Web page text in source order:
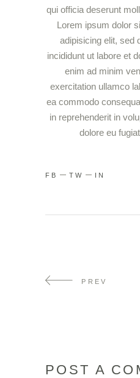
qui officia deserunt
Lorem ipsum dolor
adipisicing elit, sed
incididunt ut labore et
enim ad minim
exercitation ullamco
ea commodo
in reprehenderit in
dolore eu
FB TW IN
PREV
POST A